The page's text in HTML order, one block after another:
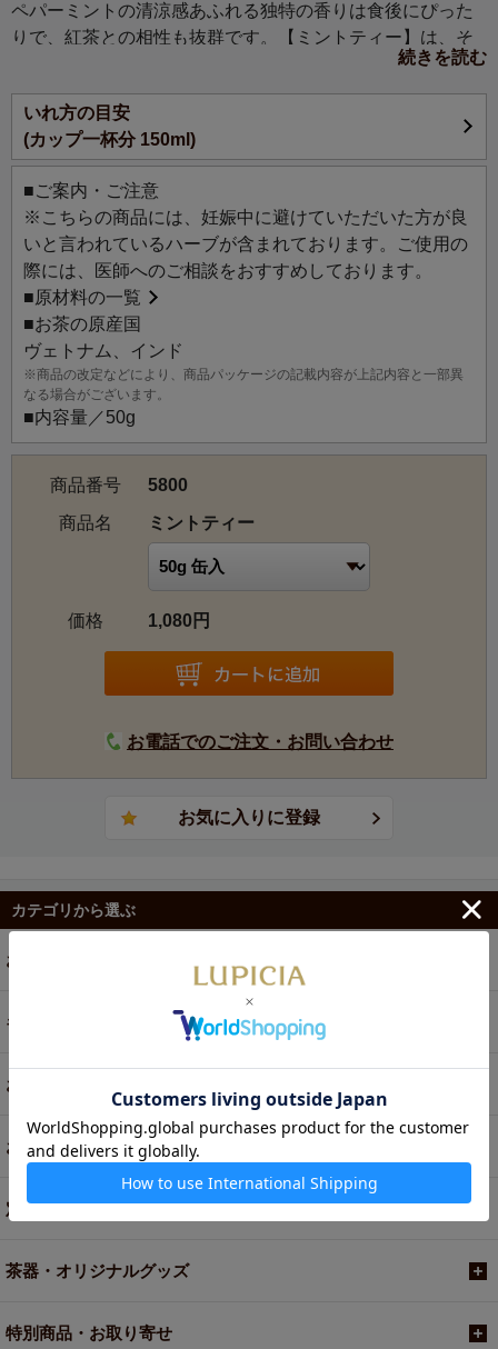
ペパーミントの清涼感あふれる独特の香りは食後にぴった
りで、紅茶との相性も抜群です。【ミントティー】は、そ
んなドライペパーミントがたっぷり入りました紅茶です。
眠気の残る朝の気分をリフレッシュさせたいとき、また食
後のお茶としてもおすすめです。すっきりした風味はアイ
スティーにもぴったりです。
続きを読む
いれ方の目安
(カップ一杯分 150ml)
■ご案内・ご注意
※こちらの商品には、妊娠中に避けていただいた方が良
いと言われているハーブが含まれております。ご使用の
際には、医師へのご相談をおすすめしております。
■原材料の一覧
■お茶の原産国
ヴェトナム、インド
※商品の改定などにより、商品パッケージの記載内容が上記内容と一部異
なる場合がございます。
■内容量／50g
商品番号
5800
商品名
ミントティー
価格 1,080円
お電話でのご注文・お問い合わせ
カテゴリから選ぶ
お茶
ギフト
お菓子・食品・飲料
お買い得商品
定期便
茶器・オリジナルグッズ
特別商品・お取り寄せ